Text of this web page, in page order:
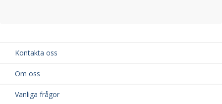
Kontakta oss
Om oss
Vanliga frågor